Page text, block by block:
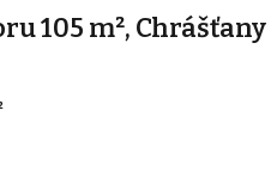
105 m²,